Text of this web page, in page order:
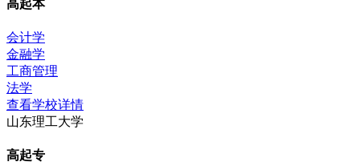
高起本
会计学
金融学
工商管理
法学
查看学校详情
山东理工大学
高起专